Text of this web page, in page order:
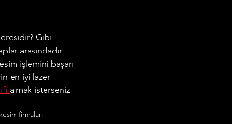
Gibi
arasındadır.
işlemini başarı
en iyi lazer
almak isterseniz
firmaları